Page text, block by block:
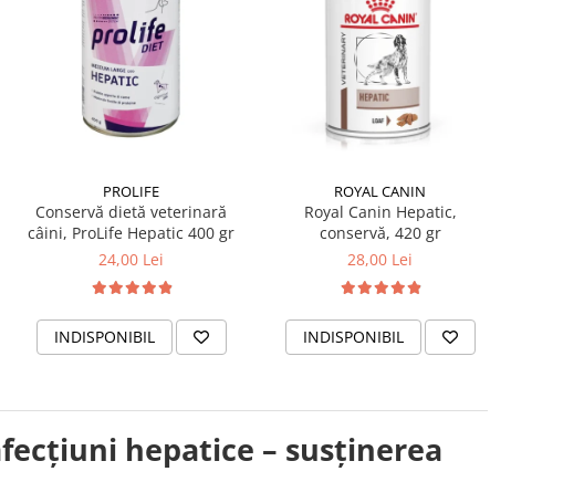
PROLIFE
Conservă dietă veterinară
câini, ProLife Hepatic 400 gr
24,00 Lei
INDISPONIBIL
ROYAL CANIN
Royal Canin Hepatic,
conservă, 420 gr
28,00 Lei
INDISPONIBIL
hepatice – susținerea